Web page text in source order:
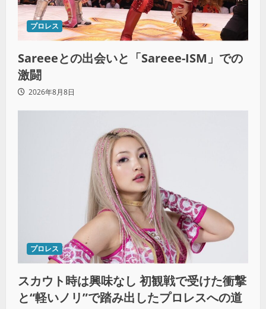
プロレス
Sareeeとの出会いと「Sareee-ISM」での
激闘
2026年8月8日
プロレス
スカウト時は興味なし 初観戦で受けた衝撃
と“軽いノリ”で踏み出したプロレスへの道